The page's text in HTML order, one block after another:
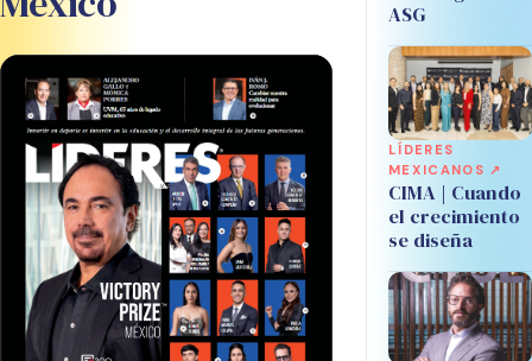
ASG
LÍDERES
MEXICANOS ↗
CIMA | Cuando
el crecimiento
se diseña